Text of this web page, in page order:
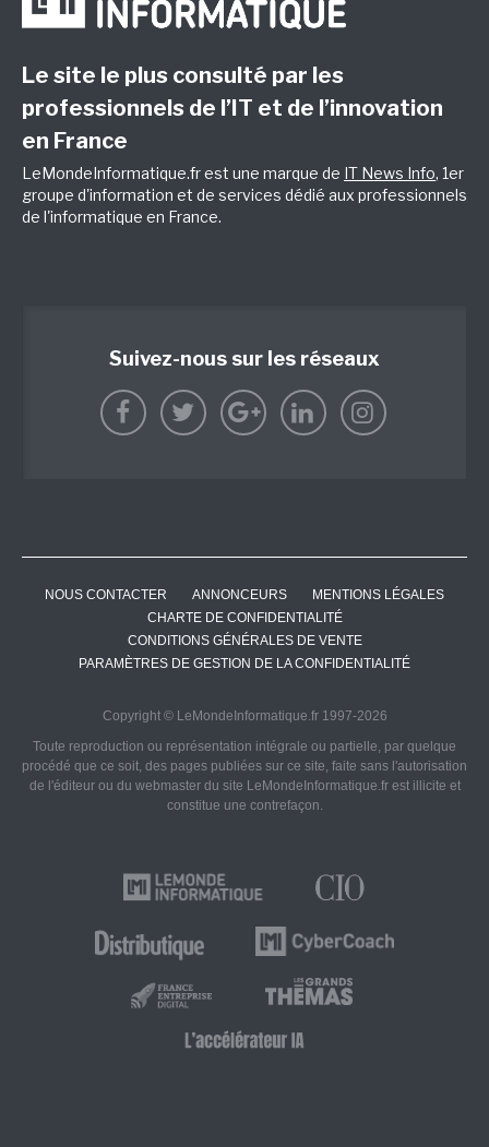
Le site le plus consulté par les
professionnels de l’IT et de l’innovation
en France
LeMondeInformatique.fr est une marque de IT News Info, 1er
groupe d'information et de services dédié aux professionnels
de l'informatique en France.
Suivez-nous sur les réseaux
NOUS CONTACTER ANNONCEURS
MENTIONS LÉGALES
CHARTE DE CONFIDENTIALITÉ
CONDITIONS GÉNÉRALES DE VENTE
PARAMÈTRES DE GESTION DE LA CONFIDENTIALITÉ
Copyright © LeMondeInformatique.fr 1997-2026
Toute reproduction ou représentation intégrale ou partielle, par quelque
procédé que ce soit, des pages publiées sur ce site, faite sans l'autorisation
de l'éditeur ou du webmaster du site LeMondeInformatique.fr est illicite et
constitue une contrefaçon.